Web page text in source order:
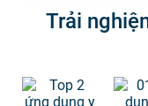
Trải